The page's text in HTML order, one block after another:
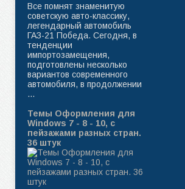
Все помнят знаменитую
советскую авто-классику,
легендарный автомобиль
ГАЗ-21 Победа. Сегодня, в
тенденции
импортозамещения,
подготовлены несколько
вариантов современного
автомобиля, в продолжении
...
Темы Оформления для
Windows 7 - 8 - 10, с
пейзажами разных стран.
36 штук